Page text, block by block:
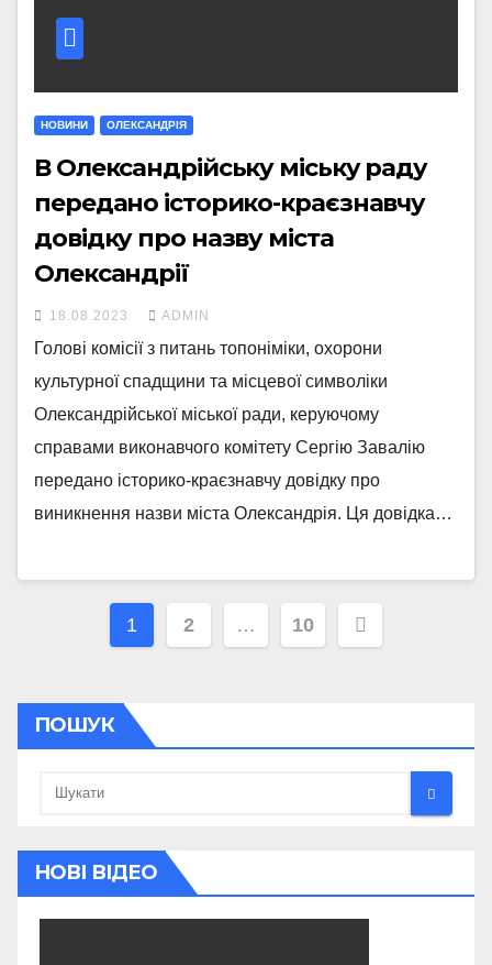
НОВИНИ ОЛЕКСАНДРІЯ
В Олександрійську міську раду
передано історико-краєзнавчу
довідку про назву міста
Олександрії
18.08.2023 ADMIN
Голові комісії з питань топоніміки, охорони
культурної спадщини та місцевої символіки
Олександрійської міської ради, керуючому
справами виконавчого комітету Сергію Завалію
передано історико-краєзнавчу довідку про
виникнення назви міста Олександрія. Ця довідка…
Пагінація
1 2 … 10
ПОШУК
НОВІ ВІДЕО